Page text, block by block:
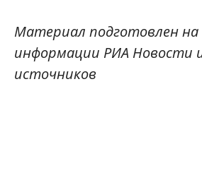
Материал подготовлен на
информации РИА Новости
источников